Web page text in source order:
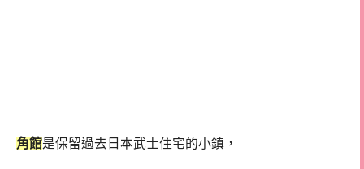
角館是保留過去日本武士住宅的小鎮，